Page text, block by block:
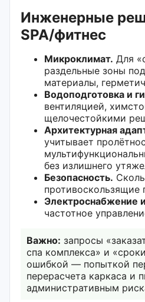
Инженерные
SPA/фитнес
Микроклимат. Для
раздельные зоны
материалы,
Водоподготовка и
вентиляцией,
щелочестойкими
Архитектурная
учитывает
без излишнего
Безопасность.
противоскользящие
Электроснабжение
частотное
Важно: запросы
спа комплекса» и
ошибкой — попыткой
перерасчета каркаса и
административным